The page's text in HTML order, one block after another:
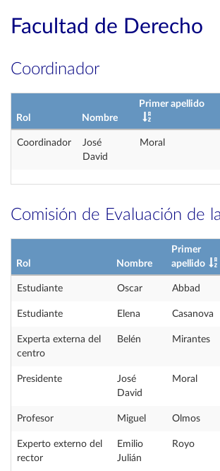
Facultad de Derecho
Coordinador
Rol Nombre
Primer apellido
Coordinador
José
David
Moral
Comisión de Evaluación de
Rol Nombre
Primer
apellido
Estudiante Oscar Abbad
Estudiante Elena Casanova
Experta externa del
centro
Belén Mirantes
Presidente
José
David
Moral
Profesor Miguel Olmos
Experto externo del
rector
Emilio
Julián
Royo